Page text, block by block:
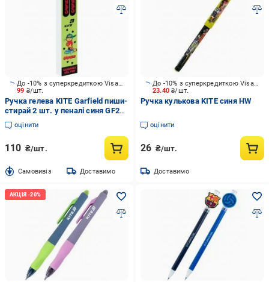
99 ₴/шт.
До -10% з суперкредиткою Visa Вигода
Ручка гелева KITE Garfield пиши-
стирай 2 шт. у пеналі синя GF26-
069
оцінити
110 ₴/шт.
Cамовивіз Доставимо
23.40₴/шт.
До -10% з суперкредиткою Visa Вигода
Ручка кулькова KITE синя HW
оцінити
26 ₴/шт.
Доставимо